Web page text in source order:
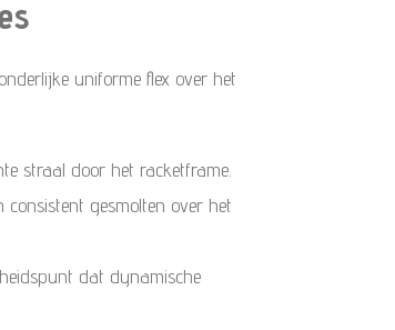
uniforme flex over het
straal door het racketframe.
gesmolten over het
dat dynamische